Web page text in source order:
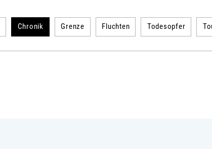
Chronik Grenze Fluchten Todesopfer